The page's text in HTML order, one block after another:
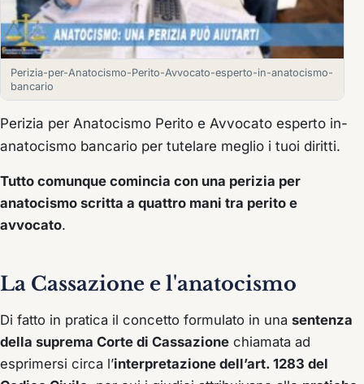
Perizia-per-Anatocismo-Perito-Avvocato-esperto-in-anatocismo-
bancario
Perizia per Anatocismo Perito e Avvocato esperto in-
anatocismo bancario per tutelare meglio i tuoi diritti.
Tutto comunque comincia con una perizia per
anatocismo scritta a quattro mani tra perito e
avvocato.
La Cassazione e l'anatocismo
Di fatto in pratica il concetto formulato in una sentenza
della suprema Corte di Cassazione chiamata ad
esprimersi circa l’interpretazione dell’art. 1283 del